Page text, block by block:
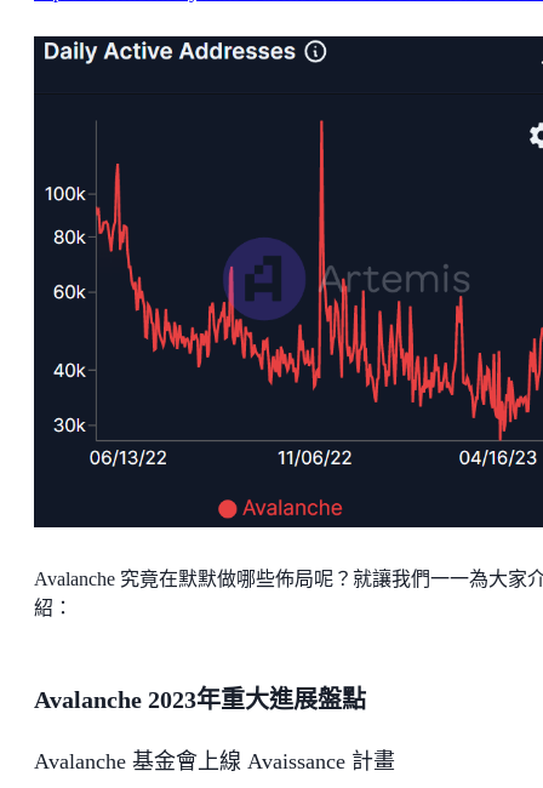
Avalanche 究竟在默默做哪些佈局呢？就讓我們一一為大家
紹：
Avalanche 2023年重大進展盤點
Avalanche 基金會上線 Avaissance 計畫